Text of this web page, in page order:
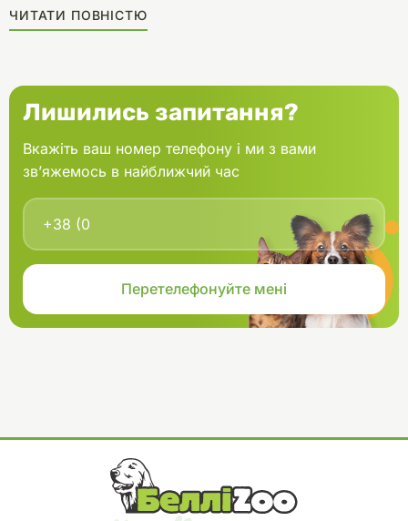
ЧИТАТИ ПОВНІСТЮ
Лишились запитання?
Вкажіть ваш номер телефону і ми з вами
зв’яжемось в найближчий час